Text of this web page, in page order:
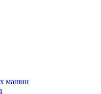
машин